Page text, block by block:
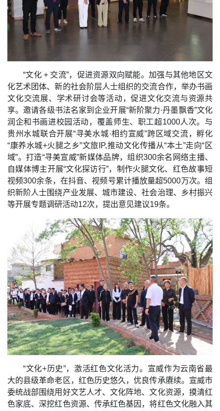
“文化 + 交流”，促进资源双向赋能。加强与其他地区文
化艺术团体、新的社会阶层人士组织的交流合作，举办书画
文化交流展、学术研讨会等活动，促进文化交流与资源共
享。邀请各级书法名家到企业开展“新阶聚力·丹墨飘香”文化
润企和书画进校园活动，覆盖师生、职工超1000人次。与
贵州水城联合开展“寻美水城·相约宣威”跨区域交流，孵化
“康养水城+火腿之乡”文旅IP,推动文化传播从“本土”走向“区
域”。打造“寻美宣威”新媒体品牌，组织300余名网络主播、
自媒体博主开展“文化探访行”，制作火腿文化、红色故事短
视频300余条，在抖音、视频号累计播放量超5000万次。组
织新阶人士围绕产业发展、城市建设、社会治理、乡村振兴
等开展专题调研活动12次，提出意见建议19条。
“文化+历史”，激活红色文化活力。宣威作为云南省最
大的县级革命老区，红色历史悠久，优良传承赓续。宣威市
委统战部围绕用好文艺人才、文化阵地、文化资源，摸清红
色家底、深挖红色资源、传承红色基因，将红色文化融入其